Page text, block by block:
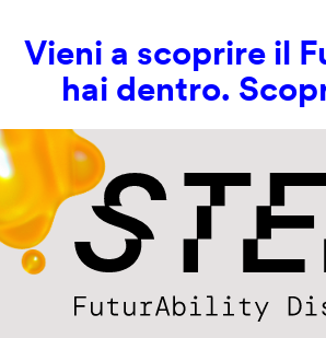
Vieni a scoprire il
hai dentro.